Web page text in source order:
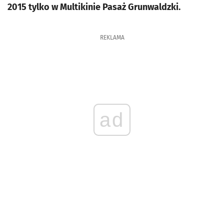
2015 tylko w Multikinie Pasaż Grunwaldzki.
REKLAMA
ad